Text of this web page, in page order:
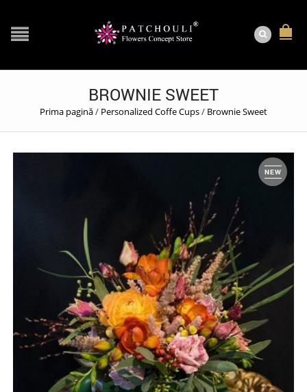
BROWNIE SWEET
Prima pagină/ Personalized Coffe Cups/ Brownie Sweet
NEW